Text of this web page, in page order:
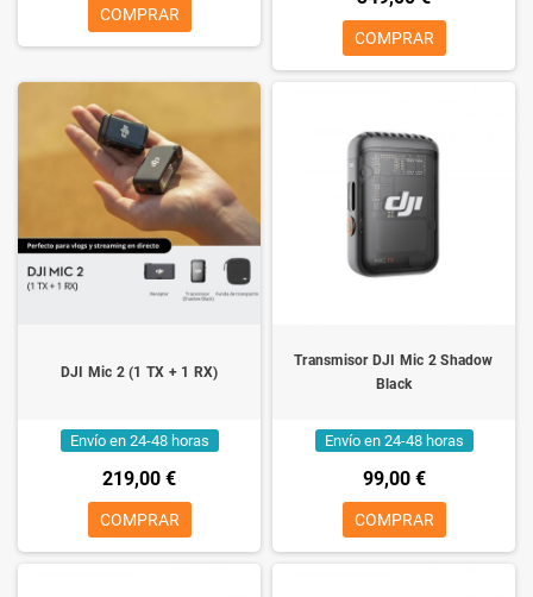
COMPRAR
COMPRAR
DJI Mic 2 (1 TX + 1 RX)
Envío en 24-48 horas
219,00 €
COMPRAR
Transmisor DJI Mic 2 Shadow
Black
Envío en 24-48 horas
99,00 €
COMPRAR